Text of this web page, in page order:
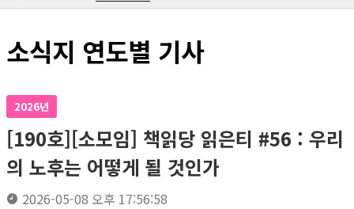
소식지 연도별 기사
2026년
[190호][소모임] 책읽당 읽은티 #56 : 우리
의 노후는 어떻게 될 것인가
2026-05-08 오후 17:56:58